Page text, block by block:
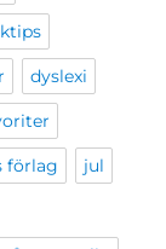
dyslexi
förlag jul